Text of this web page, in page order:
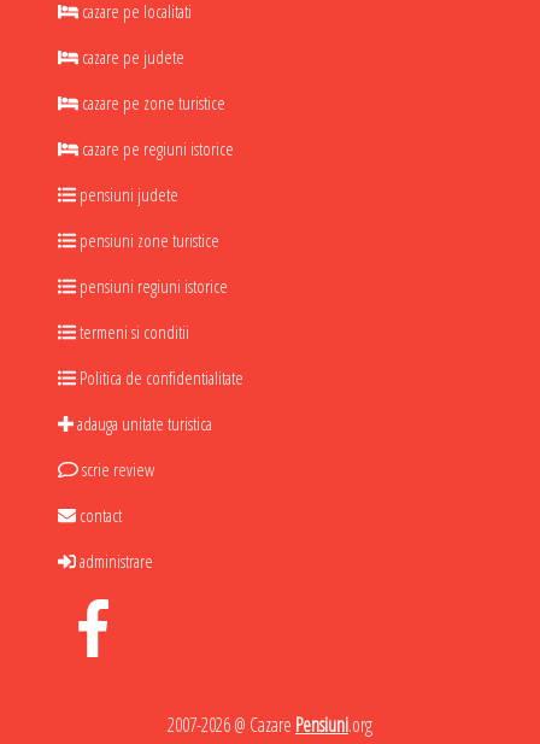
cazare pe localitati
cazare pe judete
cazare pe zone turistice
cazare pe regiuni istorice
pensiuni judete
pensiuni zone turistice
pensiuni regiuni istorice
termeni si conditii
Politica de confidentialitate
adauga unitate turistica
scrie review
contact
administrare
2007-2026 @ Cazare Pensiuni.org